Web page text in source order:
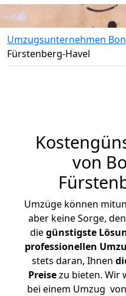
Umzugsunternehmen
Fürstenberg-Havel
von
Umzüge können
aber keine Sorge,
diegünstigste
professionellen
stets daran, Ihnen
Preisezu bieten. Wir
bei einem Umzug